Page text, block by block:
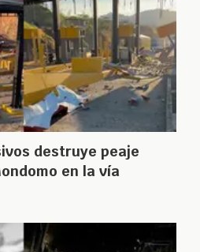
destruye peaje
en la vía